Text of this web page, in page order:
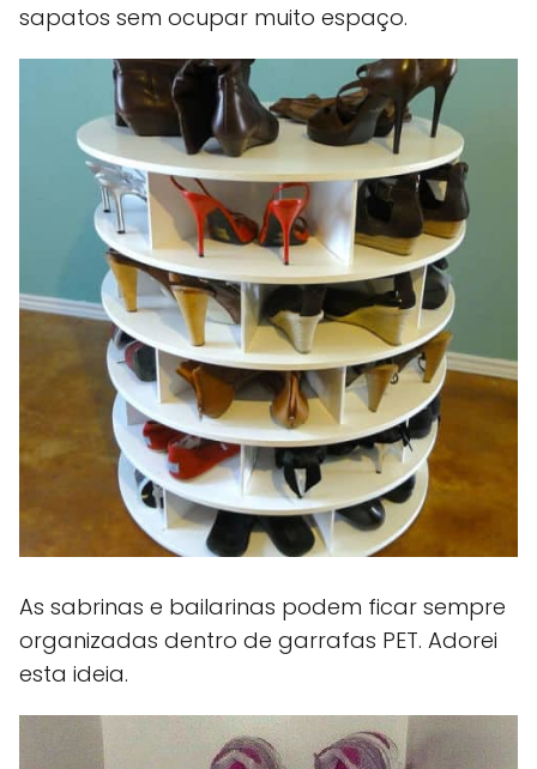
sapatos sem ocupar muito espaço.
As sabrinas e bailarinas podem ficar sempre
organizadas dentro de garrafas PET. Adorei
esta ideia.